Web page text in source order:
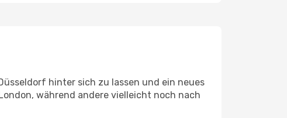
hinter sich zu lassen und ein neues
während andere vielleicht noch nach